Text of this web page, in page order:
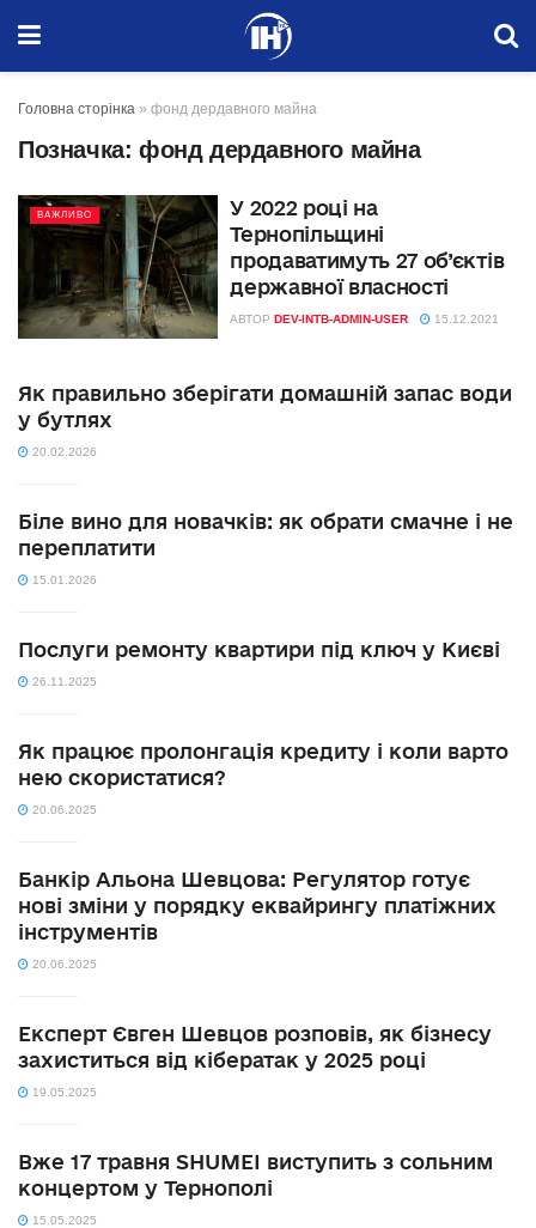
Головна сторінка » фонд дердавного майна
Позначка: фонд дердавного майна
ВАЖЛИВО
У 2022 році на
Тернопільщині
продаватимуть 27 об’єктів
державної власності
АВТОР DEV-INTB-ADMIN-USER 15.12.2021
Як правильно зберігати домашній запас води
у бутлях
20.02.2026
Біле вино для новачків: як обрати смачне і не
переплатити
15.01.2026
Послуги ремонту квартири під ключ у Києві
26.11.2025
Як працює пролонгація кредиту і коли варто
нею скористатися?
20.06.2025
Банкір Альона Шевцова: Регулятор готує
нові зміни у порядку еквайрингу платіжних
інструментів
20.06.2025
Експерт Євген Шевцов розповів, як бізнесу
захиститься від кібератак у 2025 році
19.05.2025
Вже 17 травня SHUMEI виступить з сольним
концертом у Тернополі
15.05.2025